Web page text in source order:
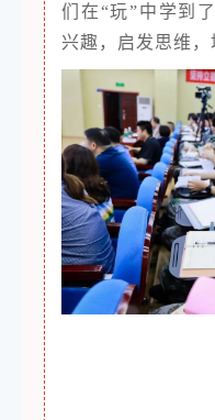
们在“玩”中学到
兴趣，启发思维，